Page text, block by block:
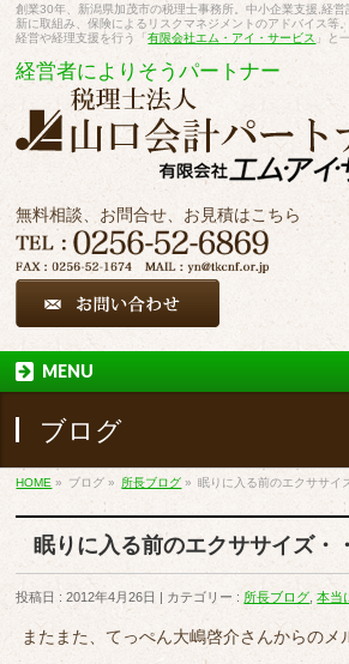
創業30年、新潟県加茂市の税理士事務所。中小企業支援,経
新に取組み、保険によるリスクマネジメントのアドバイス等。
経営や経理支援を行う「有限会社エム・アイ・サービス 」と
経営者によりそうパートナー
無料相談、お問合せ、お見積はこちら
MENU
ブログ
HOME » ブログ » 所長ブログ » 眠りに入る前のエクササイ
眠りに入る前のエクササイズ・
投稿日 : 2012年4月26日 カテゴリー : 所長ブログ ,本当
またまた、てっぺん大嶋啓介さんからのメ